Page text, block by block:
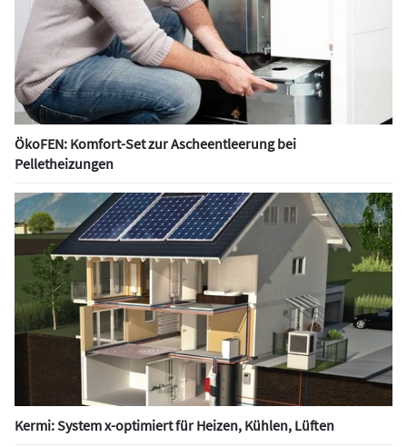
ÖkoFEN: Komfort-Set zur Ascheentleerung bei
Pelletheizungen
Kermi: System x-optimiert für Heizen, Kühlen, Lüften